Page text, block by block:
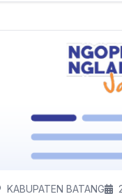
KABUPATEN BATANG